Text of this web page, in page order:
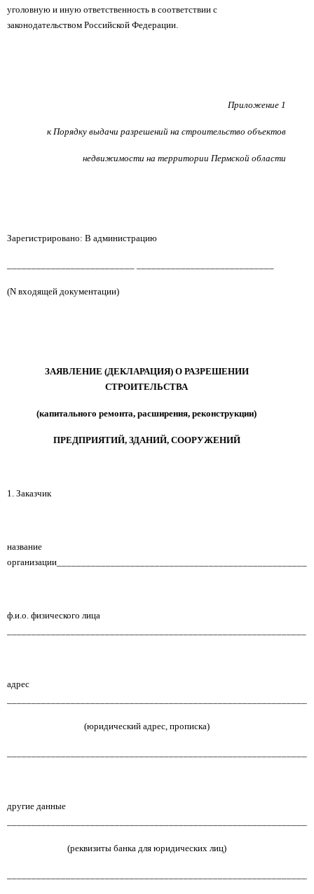
уголовную и иную ответственность в соответствии с
законодательством Российской Федерации.
Приложение 1
к Порядку выдачи разрешений на строительство объектов
недвижимости на территории Пермской области
Зарегистрировано: В администрацию
(N входящей документации)
ЗАЯВЛЕНИЕ (ДЕКЛАРАЦИЯ) О РАЗРЕШЕНИИ
СТРОИТЕЛЬСТВА
(капитального ремонта, расширения, реконструкции)
ПРЕДПРИЯТИЙ, ЗДАНИЙ, СООРУЖЕНИЙ
1. Заказчик
название
ф.и.о. физического лица
адрес
(юридический адрес, прописка)
другие данные
(реквизиты банка для юридических лиц)